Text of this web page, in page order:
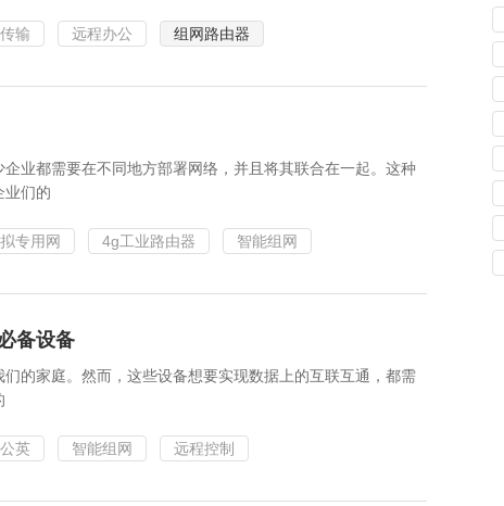
输 远程办公 组网路由器
业都需要在不同地方部署网络，并且将其联合在一起。这种
业们的
专用网 4g工业路由器 智能组网
备设备
的家庭。然而，这些设备想要实现数据上的互联互通，都需
英 智能组网 远程控制